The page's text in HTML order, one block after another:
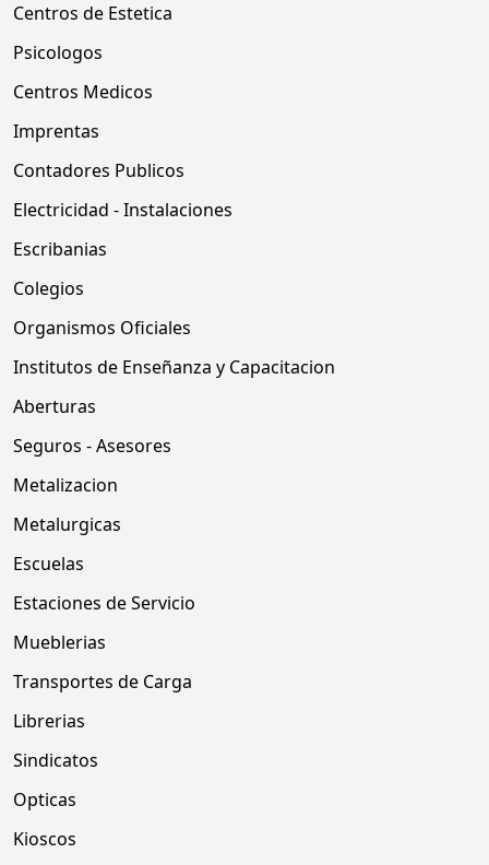
Centros de Estetica
Psicologos
Centros Medicos
Imprentas
Contadores Publicos
Electricidad - Instalaciones
Escribanias
Colegios
Organismos Oficiales
Institutos de Enseñanza y Capacitacion
Aberturas
Seguros - Asesores
Metalizacion
Metalurgicas
Escuelas
Estaciones de Servicio
Mueblerias
Transportes de Carga
Librerias
Sindicatos
Opticas
Kioscos